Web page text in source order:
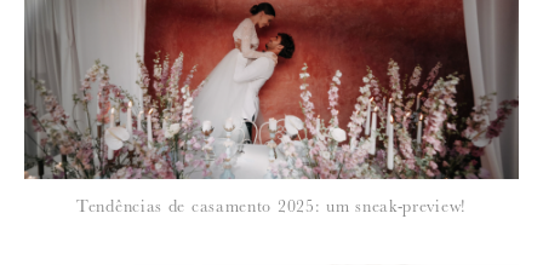
NOME :
Tendências de casamento 2025: um sneak-preview!